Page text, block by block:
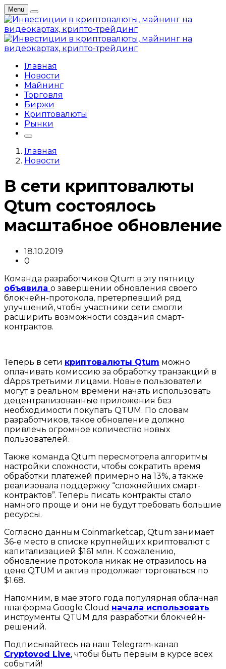
Menu
Главная
Новости
Майнинг
Торговля
Биржи
Криптовалюты
Рынки
Главная
Новости
В сети криптовалюты
Qtum состоялось
масштабное обновление
18.10.2019
0
Команда разработчиков Qtum в эту пятницу
объявила о завершении обновления своего
блокчейн-протокола, претерпевший ряд
улучшений, чтобы участники сети смогли
расширить возможности создания смарт-
контрактов.
Теперь в сети криптовалюты Qtum можно
оплачивать комиссию за обработку транзакций в
dApps третьими лицами. Новые пользователи
могут в реальном времени начать использовать
децентрализованные приложения без
необходимости покупать QTUM. По словам
разработчиков, такое обновление должно
привлечь огромное количество новых
пользователей.
Также команда Qtum пересмотрела алгоритмы
настройки сложности, чтобы сократить время
обработки платежей примерно на 13%, а также
реализовала поддержку “сложнейших смарт-
контрактов”. Теперь писать контракты стало
намного проще и они не будут требовать большие
ресурсы.
Согласно данным Coinmarketcap, Qtum занимает
36-е место в списке крупнейших криптовалют с
капитализацией $161 млн. К сожалению,
обновление протокола никак не отразилось на
цене QTUM и актив продолжает торговаться по
$1.68.
Напомним, в мае этого года популярная облачная
платформа Google Cloud начала использовать
инструменты QTUM для разработки блокчейн-
решений.
Подписывайтесь на наш Telegram-канал
Cryptovod Live, чтобы быть первым в курсе всех
событий!